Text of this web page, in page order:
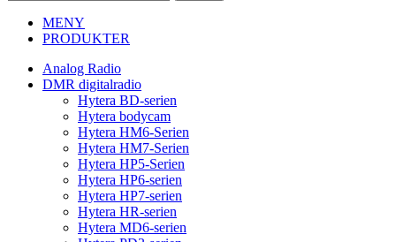
MENY
PRODUKTER
Analog Radio
DMR digitalradio
Hytera BD-serien
Hytera bodycam
Hytera HM6-Serien
Hytera HM7-Serien
Hytera HP5-Serien
Hytera HP6-serien
Hytera HP7-serien
Hytera HR-serien
Hytera MD6-serien